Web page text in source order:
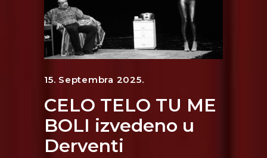
15. Septembra 2025.
CELO TELO TU ME
BOLI izvedeno u
Derventi